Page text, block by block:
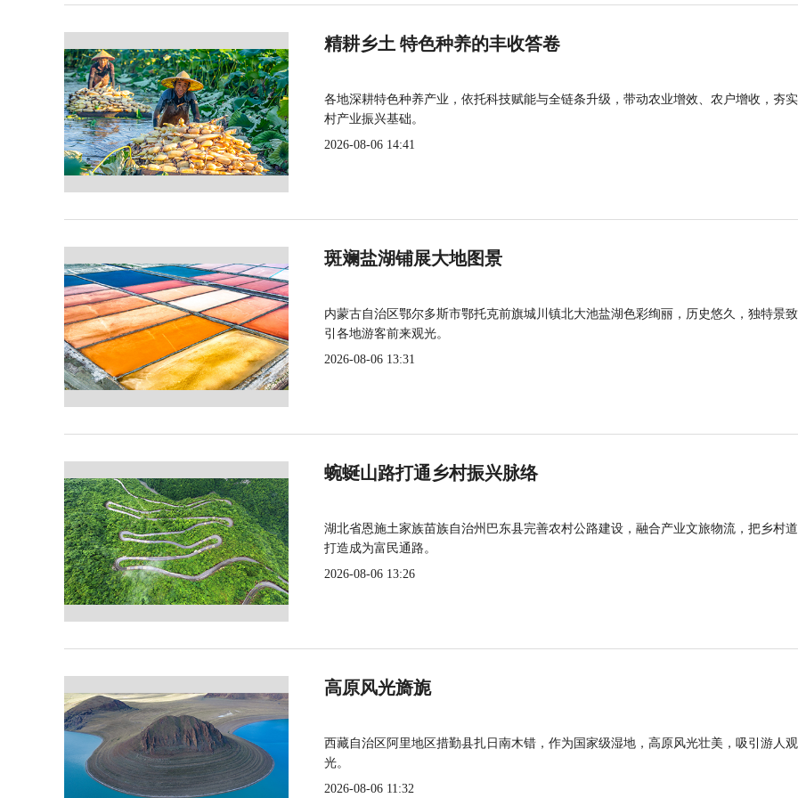
精耕乡土 特色种养的丰收答卷
各地深耕特色种养产业，依托科技赋能与全链条升级，带动农业增效、农户增收，夯
村产业振兴基础。
2026-08-06 14:41
斑斓盐湖铺展大地图景
内蒙古自治区鄂尔多斯市鄂托克前旗城川镇北大池盐湖色彩绚丽，历史悠久，独特景
引各地游客前来观光。
2026-08-06 13:31
蜿蜒山路打通乡村振兴脉络
湖北省恩施土家族苗族自治州巴东县完善农村公路建设，融合产业文旅物流，把乡村
打造成为富民通路。
2026-08-06 13:26
高原风光旖旎
西藏自治区阿里地区措勤县扎日南木错，作为国家级湿地，高原风光壮美，吸引游人观
光。
2026-08-06 11:32